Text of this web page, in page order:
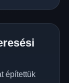
építettük